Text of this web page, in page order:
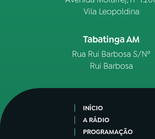
Vila Leopoldina
Tabatinga AM
Rua Rui Barbosa S/Nº
Rui Barbosa
INÍCIO
A RÁDIO
PROGRAMAÇÃO